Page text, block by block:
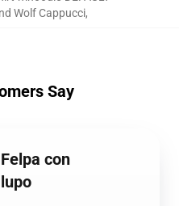
Wolf Cappucci,
Say
con